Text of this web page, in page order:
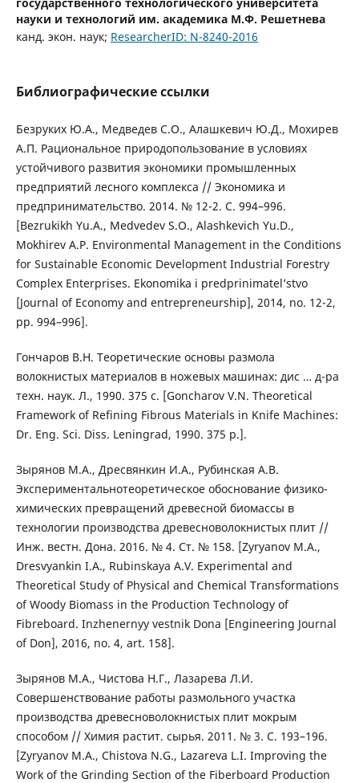
государственного технологического университета
науки и технологий им. академика М.Ф. Решетнева
канд. экон. наук; ResearcherID: N-8240-2016
Библиографические ссылки
Безруких Ю.А., Медведев С.О., Алашкевич Ю.Д., Мохирев
А.П. Рациональное природопользование в условиях
устойчивого развития экономики промышленных
предприятий лесного комплекса // Экономика и
предпринимательство. 2014. № 12-2. С. 994–996.
[Bezrukikh Yu.A., Medvedev S.O., Alashkevich Yu.D.,
Mokhirev A.P. Environmental Management in the Conditions
for Sustainable Economic Development Industrial Forestry
Complex Enterprises. Ekonomika i predprinimatel’stvo
[Journal of Economy and entrepreneurship], 2014, no. 12-2,
pp. 994–996].
Гончаров В.Н. Теоретические основы размола
волокнистых материалов в ножевых машинах: дис … д-ра
техн. наук. Л., 1990. 375 c. [Goncharov V.N. Theoretical
Framework of Refining Fibrous Materials in Knife Machines:
Dr. Eng. Sci. Diss. Leningrad, 1990. 375 p.].
Зырянов М.А., Дресвянкин И.А., Рубинская А.В.
Экспериментальнотеоретическое обоснование физико-
химических превращений древесной биомассы в
технологии производства древесноволокнистых плит //
Инж. вестн. Дона. 2016. № 4. Ст. № 158. [Zyryanov M.A.,
Dresvyankin I.A., Rubinskaya A.V. Experimental and
Theoretical Study of Physical and Chemical Transformations
of Woody Biomass in the Production Technology of
Fibreboard. Inzhenernyy vestnik Dona [Engineering Journal
of Don], 2016, no. 4, art. 158].
Зырянов М.А., Чистова Н.Г., Лазарева Л.И.
Совершенствование работы размольного участка
производства древесноволокнистых плит мокрым
способом // Химия растит. сырья. 2011. № 3. С. 193–196.
[Zyryanov M.A., Chistova N.G., Lazareva L.I. Improving the
Work of the Grinding Section of the Fiberboard Production